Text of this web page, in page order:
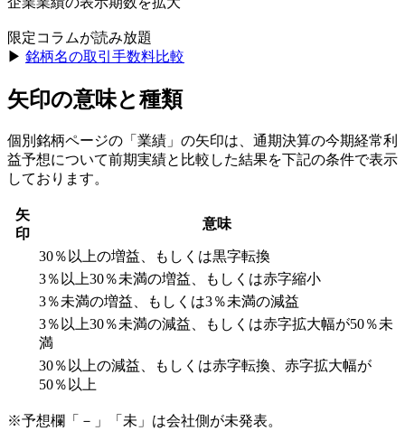
限定コラムが読み放題
▶︎ 銘柄名の取引手数料比較
矢印の意味と種類
個別銘柄ページの「業績」の矢印は、通期決算の今期経常利
益予想について前期実績と比較した結果を下記の条件で表示
しております。
矢
印
意味
30％以上の増益、もしくは黒字転換
3％以上30％未満の増益、もしくは赤字縮小
3％未満の増益、もしくは3％未満の減益
3％以上30％未満の減益、もしくは赤字拡大幅が50％未
満
30％以上の減益、もしくは赤字転換、赤字拡大幅が
50％以上
※予想欄「－」「未」は会社側が未発表。